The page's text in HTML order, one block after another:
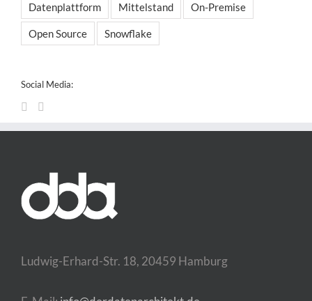
Datenplattform Mittelstand On-Premise
Open Source Snowflake
Social Media:
Ludwig-Erhard-Str. 18, 20459 Hamburg